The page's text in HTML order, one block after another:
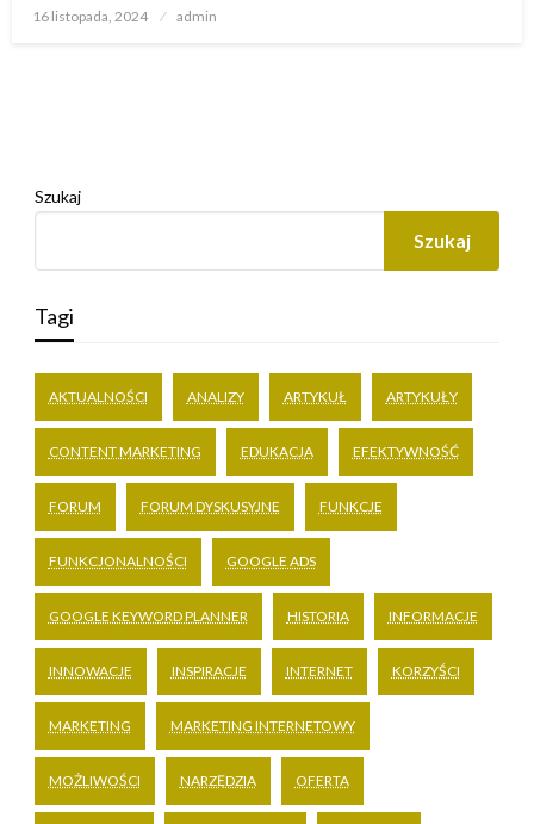
Opublikowane
16 listopada, 2024 admin
Szukaj
Szukaj
Tagi
AKTUALNOŚCI ANALIZY ARTYKUŁ ARTYKUŁY
CONTENT MARKETING EDUKACJA EFEKTYWNOŚĆ
FORUM FORUM DYSKUSYJNE FUNKCJE
FUNKCJONALNOŚCI GOOGLE ADS
GOOGLE KEYWORD PLANNER HISTORIA INFORMACJE
INNOWACJE INSPIRACJE INTERNET KORZYŚCI
MARKETING MARKETING INTERNETOWY
MOŻLIWOŚCI NARZĘDZIA OFERTA